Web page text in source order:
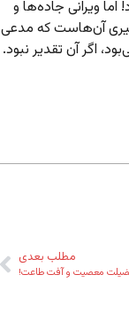
ویرانی جاده‌ها و
آن‌هاست که مدعی
اگر آن تقدیر نبود.
مطلب بعدی
معصیت و آفت طاعت!